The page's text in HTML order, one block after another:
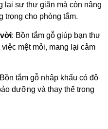
lại sự thư giãn mà còn nâng
trọng cho phòng tắm.
: Bồn tắm gỗ giúp bạn thư
mệt mỏi, mang lại cảm
tắm gỗ nhập khẩu có độ
dưỡng và thay thế trong